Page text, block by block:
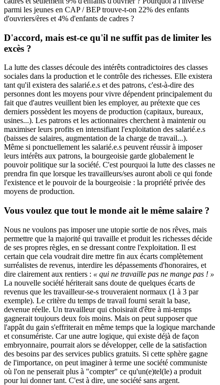
parmi les jeunes en CAP / BEP trouve-t-on 22% des enfants
d'ouvriers/ères et 4% d'enfants de cadres ?
D'accord, mais est-ce qu'il ne suffit pas de limiter les
excès ?
La lutte des classes découle des intérêts contradictoires des classes
sociales dans la production et le contrôle des richesses. Elle existera
tant qu'il existera des salarié.e.s et des patrons, c'est-à-dire des
personnes dont les moyens pour vivre dépendent principalement du
fait que d'autres veuillent bien les employer, au prétexte que ces
derniers possèdent les moyens de production (capitaux, bureaux,
usines...). Les patrons et les actionnaires cherchent à maintenir ou
maximiser leurs profits en intensifiant l'exploitation des salarié.e.s
(baisses de salaires, augmentation de la charge de travail...).
Même si ponctuellement les salarié.e.s peuvent réussir à imposer
leurs intérêts aux patrons, la bourgeoisie garde globalement le
pouvoir politique sur la société. C'est pourquoi la lutte des classes ne
prendra fin que lorsque les travailleurs/ses auront aboli ce qui fonde
l'existence et le pouvoir de la bourgeoisie : la propriété privée des
moyens de production.
Vous voulez que tout le monde ait le même salaire ?
Nous ne voulons pas imposer une utopie sortie de nos rêves, mais
permettre que la majorité qui travaille et produit les richesses décide
de ses propres règles, en se dressant contre l'exploitation. Il est
certain que cela voudrait dire mettre fin aux écarts complètement
surréalistes de revenus, interdire les dépassements d'honoraires, et
dire clairement aux rentiers : « qui ne travaille pas ne mange pas ! »
La nouvelle société hériterait sans doute de quelques écarts de
revenus que les travailleur-se-s trouveraient normaux (1 à 3 par
exemple). Le critère du temps de travail fourni serait la base,
devenue réelle. Un travailleur qui choisirait d'être à mi-temps
gagnerait toujours deux fois moins. Mais on peut supposer que
l'appât du gain s'effriterait en même temps que la logique marchande
et consumériste. Car une autre logique, qui existe déjà de façon
embryonnaire, pourrait alors se développer, celle de la satisfaction
des besoins par des services publics gratuits. Si cette sphère gagne
de l'importance, on peut imaginer à terme une société communiste
où l'on ne penserait plus à "compter" ce qu'un(e)tel(le) a produit
pour lui donner tant. C'est à dire, une société sans argent.